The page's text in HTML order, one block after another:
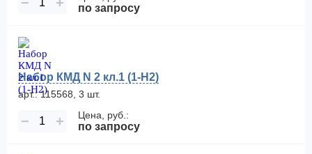
по запросу
Набор КМД N 2 кл.1 (1-Н2)
арт.: 115568, 3 шт.
− + Цена, руб.:
по запросу